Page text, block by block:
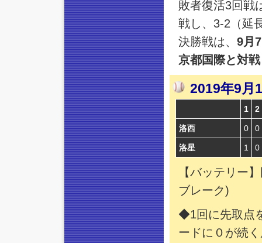
敗者復活3回戦
戦し、3-2（延
決勝戦は、 9月
京都国際と対戦
2019年9
1 2
洛西 0 0
洛星 1 0
【バッテリー
ブレーク)
◆1回に先取点
ードに０が続